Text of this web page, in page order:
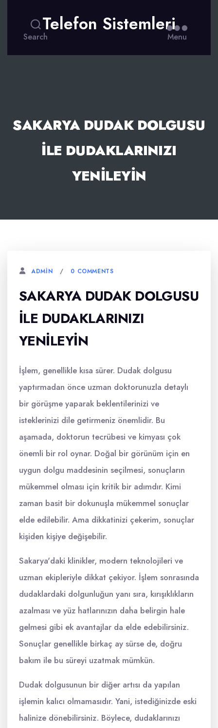
Search
Telefon Sistemleri
Menu
SAKARYA DUDAK DOLGUSU
ILE DUDAKLARINIZI
YENILEYIN
ADMIN 0 COMMENTS
SAKARYA DUDAK DOLGUSU
ILE DUDAKLARINIZI
YENILEYIN
İşlem, genellikle kısa sürer. Dudak dolgusu
yaptırmadan önce uzman doktorunuzla detaylı
bir görüşme yaparak beklentilerinizi ve
isteklerinizi dile getirmeniz önemlidir. Bu
aşamada, doktorun tecrübesi ve kimyası çok
önemli bir rol oynar. Doğal bir görünüm için en
uygun dolgu maddesinin seçilmesi, sonuçların
mükemmel olması için kritik bir adımdır. Kimi
zaman basit bir dokunuşla mükemmel sonuçlar
elde edilebilir. Ama dikkatinizi çekerim, sonuçlar
kişiden kişiye değişebilir.
Sakarya'daki klinikler, modern teknolojileri ve
uzman ekipleriyle dikkat çekiyor. İşlem sonrasında
dudaklardaki dolgunluğun yanı sıra, kırışıklıkların
azalması ve yüz hatlarınızın daha belirgin hale
gelmesi gibi ek avantajlar da elde edebilirsiniz.
Sonuçlar genellikle birkaç ay sürse de, doğru
bakım ile bu süreyi uzatmak mümkün.
Dudak dolgusunun bir diğer artısı da yapılan
işlemin kalıcı olmamasıdır. Yani, istediğinizde eski
halinize dönebilirsiniz. Böylece, dudaklarınızı